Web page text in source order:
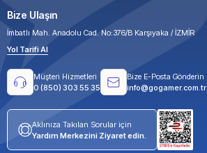
Bize Ulaşın
İmbatlı Mah. Anadolu Cad. No:376/B Karşıyaka / İZMİR
Yol Tarifi Al
Müşteri Hizmetleri
0 (850) 303 55 35
Bize E-Posta Gönderin
info@gogamer.com.tr
Aklınıza Takılan Sorular için
Yardım Merkezini Ziyaret edin.